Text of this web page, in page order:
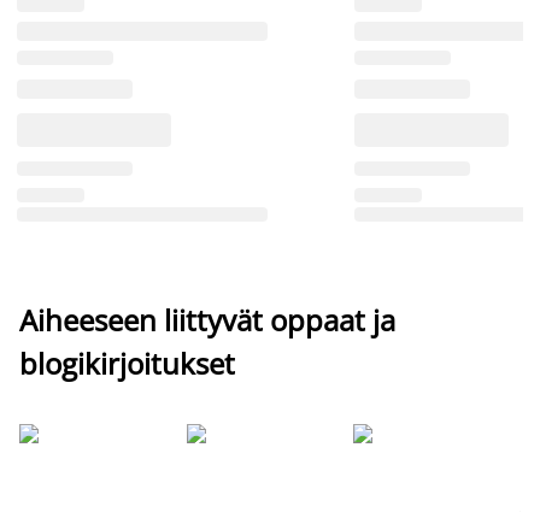
Aiheeseen liittyvät oppaat ja
blogikirjoitukset